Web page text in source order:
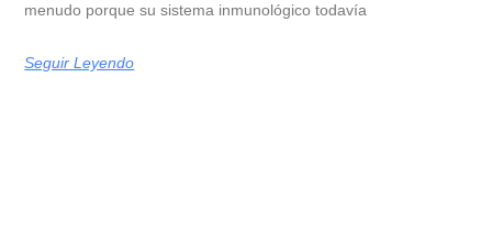
menudo porque su sistema inmunológico todavía
Seguir Leyendo